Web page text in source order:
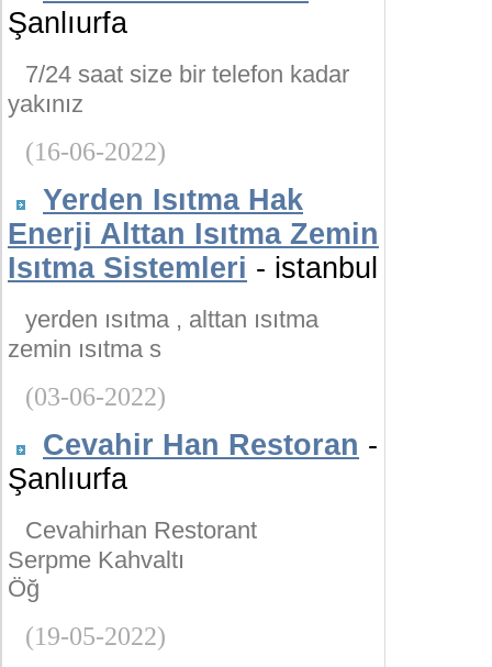
Şanlıurfa
7/24 saat size bir telefon kadar
yakınız
(16-06-2022)
Yerden Isıtma Hak
Enerji Alttan Isıtma Zemin
Isıtma Sistemleri - istanbul
yerden ısıtma , alttan ısıtma
zemin ısıtma s
(03-06-2022)
Cevahir Han Restoran -
Şanlıurfa
Cevahirhan Restorant
Serpme Kahvaltı
Öğ
(19-05-2022)